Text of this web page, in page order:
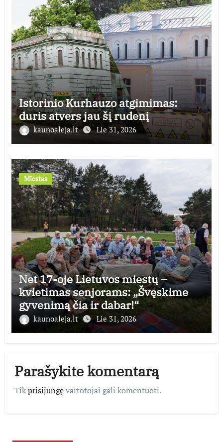
Istorinio Kurhauzo atgimimas:
duris atvers jau šį rudenį
kaunoaleja.lt Lie 31, 2026
Miestas
Net 17-oje Lietuvos miestų –
kvietimas senjorams: „Švęskime
gyvenimą čia ir dabar!“
kaunoaleja.lt Lie 31, 2026
Parašykite komentarą
Tikprisijungęvartotojai gali komentuoti.